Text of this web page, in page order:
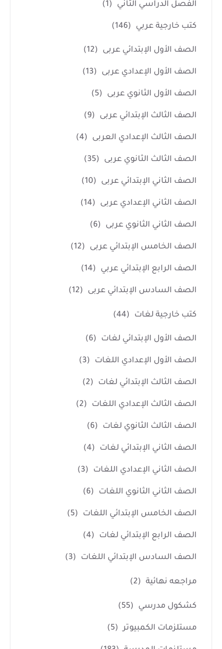
الفصل الدراسي الثاني (1)
كتب خارجية عربي (146)
الصف الأول الإبتدائي عربى (12)
الصف الأول الإعدادي عربى (13)
الصف الأول الثانوي عربى (5)
الصف الثالث الإبتدائي عربى (9)
الصف الثالث الإعدادي العربى (4)
الصف الثالث الثانوي عربى (35)
الصف الثاني الإبتدائي عربى (10)
الصف الثاني الإعدادي عربى (14)
الصف الثاني الثانوي عربى (6)
الصف الخامس الإبتدائي عربى (12)
الصف الرابع الإبتدائي عربي (14)
الصف السادس الإبتدائي عربى (12)
كتب خارجية لغات (44)
الصف الأول الإبتدائي لغات (6)
الصف الأول الإعدادي اللغات (3)
الصف الثالث الإبتدائي لغات (2)
الصف الثالث الإعدادي اللغات (2)
الصف الثالث الثانوي لغات (6)
الصف الثاني الإبتدائي لغات (4)
الصف الثاني الإعدادي اللغات (3)
الصف الثاني الثانوي اللغات (6)
الصف الخامس الإبتدائي اللغات (5)
الصف الرابع الإبتدائي لغات (4)
الصف السادس الإبتدائي اللغات (3)
مراجعه نهائية (2)
كشكول مدرسي (55)
مستلزمات الكمبيوتر (5)